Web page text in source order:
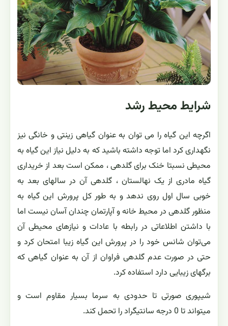
شرایط محیط رشد
اگرچه این گیاه را می توان به عنوان گیاهی زینتی و خانگی نیز
نگهداری کرد اما توجه داشته باشید که به دلیل نیاز این گیاه به
محیطی نسبتا خنک برای گلدهی ، ممکن است بعد از خریداری
گیاه مادری از یک نهالستان ، گلدهی آن در سالهای بعد به
خوبی سال اول روی ندهد و به طور کل پرورش این گیاه به
منظور گلدهی در محیط خانه و آپارتمان چندان آسان نیست اما
با داشتن اطلاعاتی در رابطه با عادات و نیازهای محیطی آن
می‌توان شانس خود را در پرورش این گیاه زیبا امتحان کرد و
حتی در صورت عدم گلدهی فراوان از آن به عنوان گیاهی که
برگهای زیبایی دارد استفاده کرد.
شیپوری صورتی تا حدودی به سرما بسیار مقاوم است و
میتواند تا 0 درجه سانتیگراد را تحمل کند.